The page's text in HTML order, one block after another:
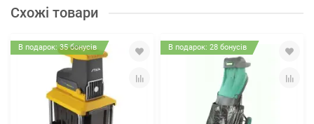
Схожі товари
В подарок: 35 бонусів В подарок: 28 бонусів